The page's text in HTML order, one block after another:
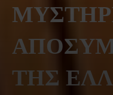
ΤΗΣ